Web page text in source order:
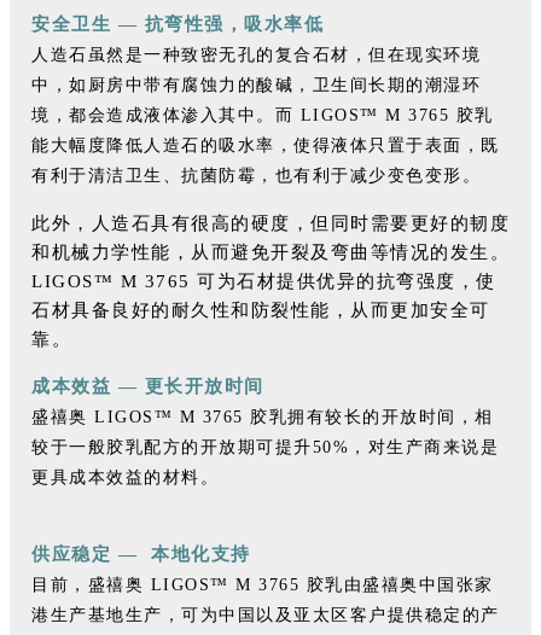
安全卫生 — 抗弯性强，吸水率低
人造石虽然是一种致密无孔的复合石材，但在现实环境
中，如厨房中带有腐蚀力的酸碱，卫生间长期的潮湿环
境，都会造成液体渗入其中。而 LIGOS™ M 3765 胶乳
能大幅度降低人造石的吸水率，使得液体只置于表面，既
有利于清洁卫生、抗菌防霉，也有利于减少变色变形。
此外，人造石具有很高的硬度，但同时需要更好的韧度
和机械力学性能，从而避免开裂及弯曲等情况的发生。
LIGOS™ M 3765 可为石材提供优异的抗弯强度，使
石材具备良好的耐久性和防裂性能，从而更加安全可
靠。
成本效益 — 更长开放时间
盛禧奥 LIGOS™ M 3765 胶乳拥有较长的开放时间， 相
较于一般胶乳配方的开放期可提升50%，对生产商来说是
更具成本效益的材料。
供应稳定 — 本地化支持
目前，盛禧奥 LIGOS™ M 3765 胶乳由盛禧奥中国张家
港生产基地生产，可为中国以及亚太区客户提供稳定的产